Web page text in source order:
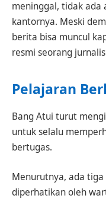
meninggal, tidak ada
kantornya. Meski
berita bisa muncul
resmi seorang
Pelajaran
Bang Atui turut
untuk selalu
bertugas.
Menurutnya, ada
diperhatikan oleh